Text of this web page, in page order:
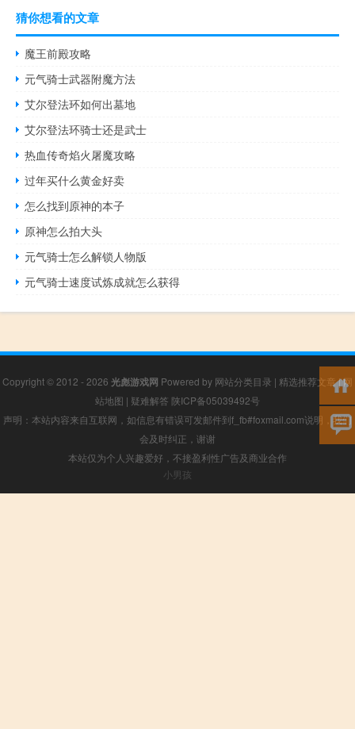
猜你想看的文章
魔王前殿攻略
元气骑士武器附魔方法
艾尔登法环如何出墓地
艾尔登法环骑士还是武士
热血传奇焰火屠魔攻略
过年买什么黄金好卖
怎么找到原神的本子
原神怎么拍大头
元气骑士怎么解锁人物版
元气骑士速度试炼成就怎么获得
Copyright © 2012 - 2026 光彪游戏网 Powered by 网站分类目录 | 精选推荐文章|网
站地图 | 疑难解答 陕ICP备05039492号
声明：本站内容来自互联网，如信息有错误可发邮件到f_fb#foxmail.com说明，我们
会及时纠正，谢谢
本站仅为个人兴趣爱好，不接盈利性广告及商业合作
小男孩